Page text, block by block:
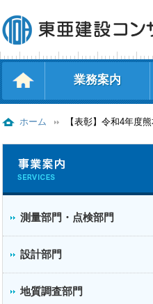
業務案内
測量部門・点検部門
設計部門
地質調査部門
補償コンサルタント
ホーム 【表彰】令和4年度
測量部門・点検部門
設計部門
地質調査部門